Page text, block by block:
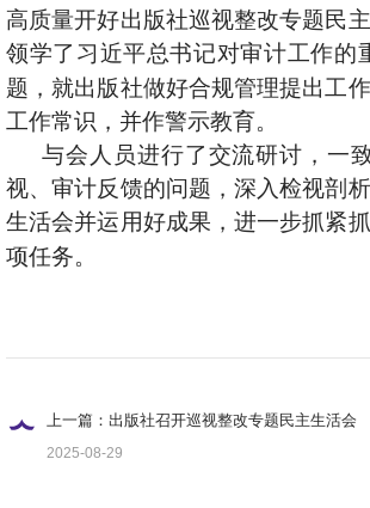
高质量开好出版社巡视整改专题民
领学了 习近平总书记对审计工作的
题，就出版社做好合规管理提出工
工作常识，并作警示教育。
与会人员进行了交流研讨，一
视、审计反馈的问题，深入检视剖
生活会并运用好成果，进一步抓紧
项任务。
上一篇：出版社召开巡视整改专题民主生活会
2025-08-29